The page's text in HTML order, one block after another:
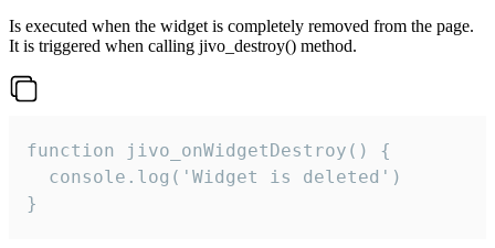
Is executed when the widget is completely removed from the page.
It is triggered when calling jivo_destroy() method.
function jivo_onWidgetDestroy() {
  console.log('Widget is deleted')
}